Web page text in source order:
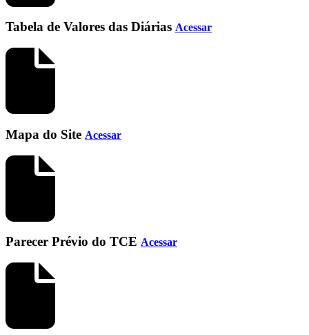
Tabela de Valores das Diárias Acessar
Mapa do Site Acessar
Parecer Prévio do TCE Acessar